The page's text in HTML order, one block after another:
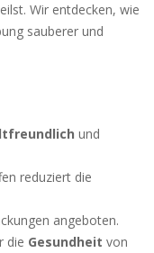
Wir entdecken, wie
sauberer und
und
reduziert die
angeboten.
die Gesundheit von